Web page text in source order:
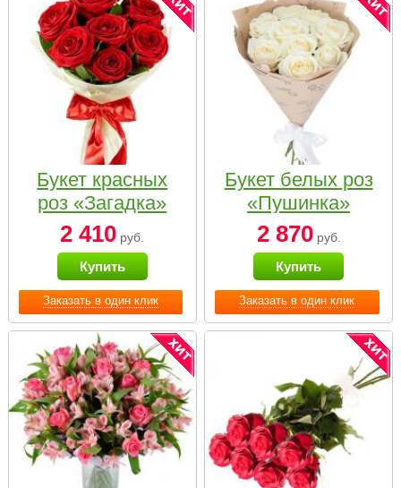
Заказать в один клик
Букет красных
роз «Загадка»
2 410 руб.
Купить
Заказать в один клик
Букет белых роз
«Пушинка»
2 870руб.
Купить